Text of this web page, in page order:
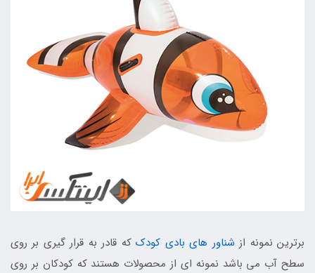
برترین نمونه از شناور های بادی کودککه قادر به قرار گیری بر روی
سطح آب می باشد نمونه ای از محصولات هستند که کودکان بر روی